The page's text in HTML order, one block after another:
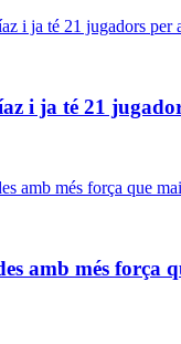
i ja té 21
amb més força